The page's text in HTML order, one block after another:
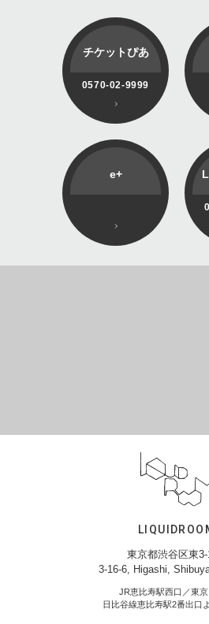
チケットぴあ
0570-02-9999
e+
東京都渋谷区東3-
3-16-6, Higashi,
JR恵比寿駅西口／東京
日比谷線恵比寿駅2番出口